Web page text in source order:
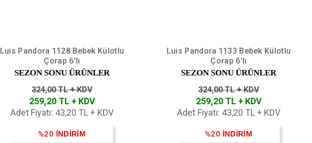
Luis Pandora 1128 Bebek Külotlu
Çorap 6'lı
SEZON SONU ÜRÜNLER
324,00 TL + KDV
259,20 TL + KDV
Adet Fiyatı: 43,20 TL + KDV
%20 İNDİRİM
Luis Pandora 1133 Bebek Külotlu
Çorap 6'lı
SEZON SONU ÜRÜNLER
324,00 TL + KDV
259,20 TL + KDV
Adet Fiyatı: 43,20 TL + KDV
%20 İNDİRİM